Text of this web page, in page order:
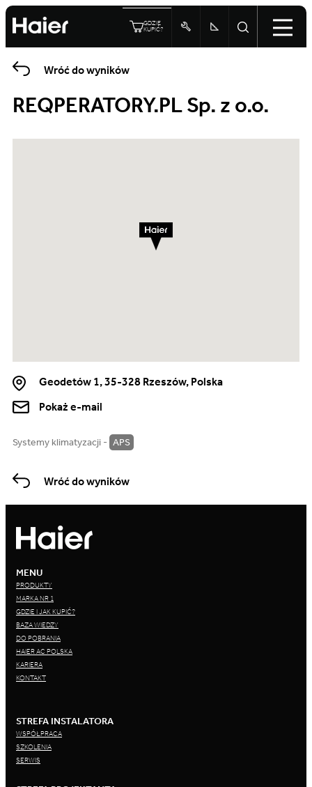
GDZIE
KUPIĆ?
Wróć do wyników
REQPERATORY.PL Sp. z o.o.
Geodetów 1, 35-328 Rzeszów, Polska
Pokaż e-mail
Systemy klimatyzacji - APS
Wróć do wyników
MENU
PRODUKTY
MARKA NR 1
GDZIE I JAK KUPIĆ?
BAZA WIEDZY
DO POBRANIA
HAIER AC POLSKA
KARIERA
KONTAKT
STREFA INSTALATORA
WSPÓŁPRACA
SZKOLENIA
SERWIS